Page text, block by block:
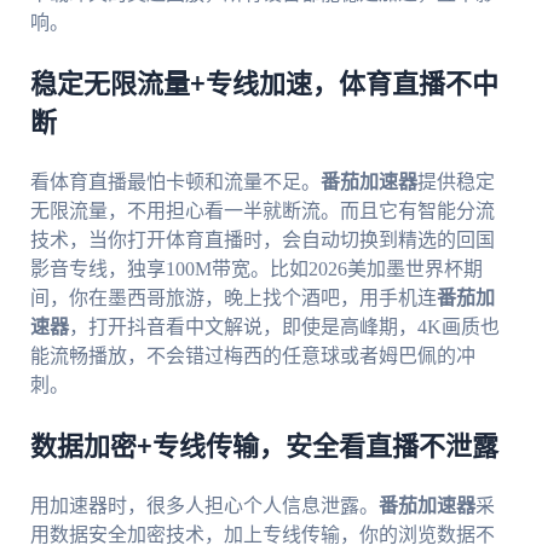
响。
稳定无限流量+专线加速，体育直播不中
断
看体育直播最怕卡顿和流量不足。 番茄加速器提供稳定
无限流量，不用担心看一半就断流。而且它有智能分流
技术，当你打开体育直播时，会自动切换到精选的回国
影音专线，独享100M带宽。比如2026美加墨世界杯期
间，你在墨西哥旅游，晚上找个酒吧，用手机连番茄加
速器，打开抖音看中文解说，即使是高峰期，4K画质也
能流畅播放，不会错过梅西的任意球或者姆巴佩的冲
刺。
数据加密+专线传输，安全看直播不泄露
用加速器时，很多人担心个人信息泄露。 番茄加速器采
用数据安全加密技术，加上专线传输，你的浏览数据不